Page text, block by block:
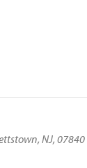
NJ, 07840